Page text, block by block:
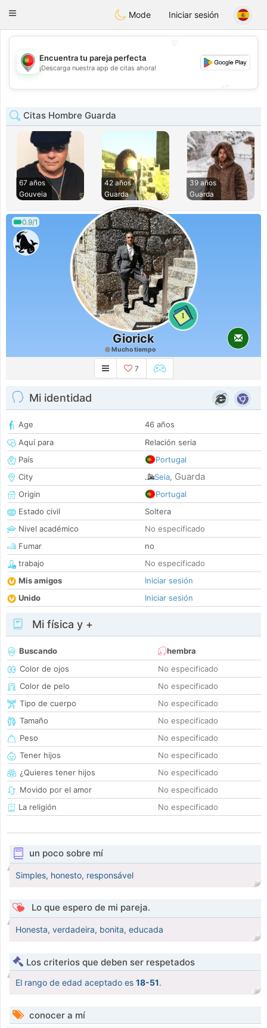
namoroPortugues
Toggle
Mode Iniciar sesión
💖
💕
Encuentra tu pareja perfecta
¡Descarga nuestra app de citas ahora!
Citas Hombre Guarda
67 años
Gouveia
42 años
Guarda
39 años
Guarda
0.9/1
1
Giorick
Mucho tiempo
7
Mi identidad
Age
46 años
Aquí para
Relación seria
País
Portugal
City
Seia, Guarda
Origin
Portugal
Estado civil
Soltera
Nivel académico
No especificado
Fumar
no
trabajo
No especificado
Mis amigos
Iniciar sesión
Unido
Iniciar sesión
Mi física y +
Buscando
hembra
Color de ojos
No especificado
Color de pelo
No especificado
Tipo de cuerpo
No especificado
Tamaño
No especificado
Peso
No especificado
Tener hijos
No especificado
¿Quieres tener hijos
No especificado
Movido por el amor
No especificado
La religión
No especificado
un poco sobre mí
Simples, honesto, responsável
Lo que espero de mi pareja.
Honesta, verdadeira, bonita, educada
Los criterios que deben ser respetados
El rango de edad aceptado es 18-51.
conocer a mí